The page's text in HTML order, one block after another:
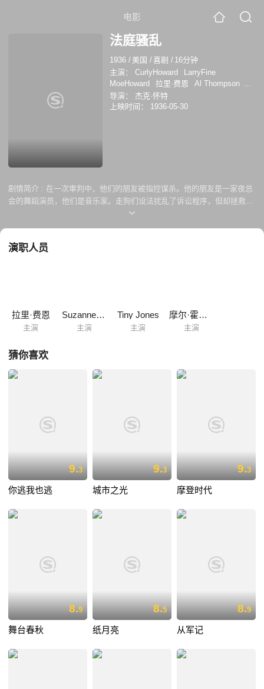
电影
法庭骚乱
1936 / 美国 /喜剧 / 16分钟
主演：
CurlyHoward
LarryFine
MoeHoward
拉里·费恩
Al Thompson
Arthur Thalasso
莫顿
Suzanne Kaaren
导演：
杰克·怀特
上映时间：
1936-05-30
剧情简介 : 在一次审判中，他们的朋友被指控谋杀。他的朋友是一家夜总
会的舞蹈演员，他们是音乐家。走狗们设法扰乱了诉讼程序，但却拯救了
演职人员
拉里·费恩
主演
Suzanne Kaaren
主演
Tiny Jones
主演
摩尔·霍华德
主演
猜你喜欢
9.3
你逃我也逃
9.3
城市之光
9.3
摩登时代
8.9
舞台春秋
8.5
纸月亮
8.9
从军记